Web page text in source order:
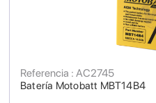
Batería Motobatt MBT14B4
Referencia : AC2745